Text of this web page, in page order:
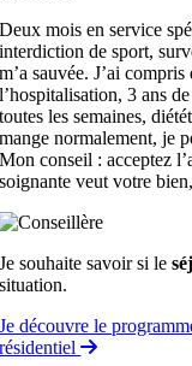
Deux mois en service
interdiction de sport,
m’a sauvée. J’ai
l’hospitalisation, 3 ans
toutes les semaines,
mange normalement, je
Mon conseil : acceptez
soignante veut votre
Je souhaite savoir si le
situation.
Je découvre le
résidentiel